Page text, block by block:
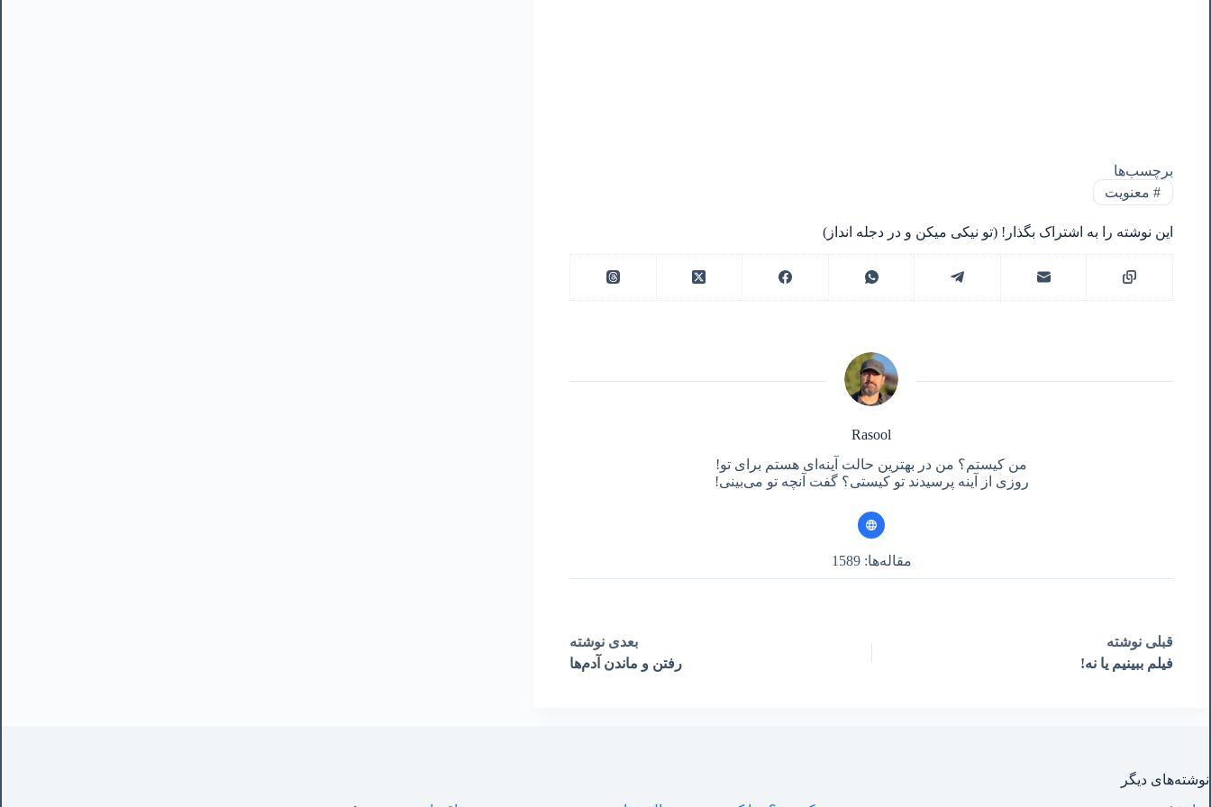
برچسب‌ها
#معنویت
این نوشته را به اشتراک بگذار! (تو نیکی میکن و در دجله انداز)
Rasool
من کیستم؟ من در بهترین حالت آینه‌ای هستم برای تو!
روزی از آینه پرسیدند تو کیستی؟ گفت آنچه تو می‌بینی!
مقاله‌ها: 1589
قبلی نوشته
فیلم ببینیم یا نه!
بعدی نوشته
رفتن و ماندن آدم‌ها
نوشته‌های‌ دیگر